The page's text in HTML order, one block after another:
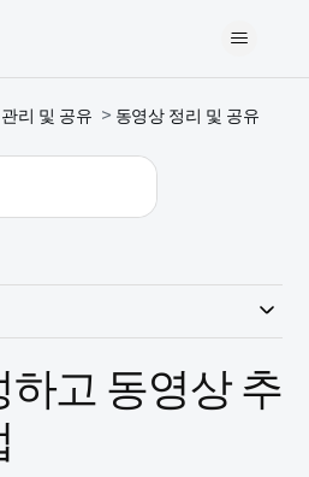
리 및 공유
동영상 정리 및 공유
고 동영상 추